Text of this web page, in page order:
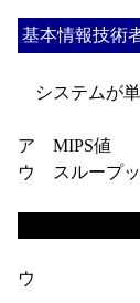
基本情報技術
システムが単
ア MIPS値
ウ スループッ
ウ